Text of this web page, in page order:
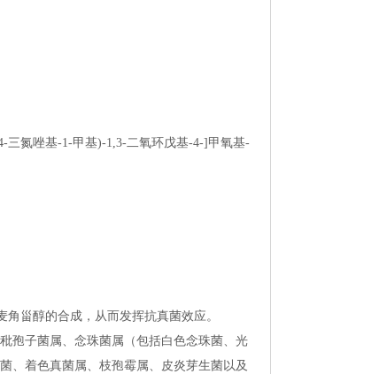
三氮唑基-1-甲基)-1,3-二氧环戊基-4-]甲氧基-
甾醇的合成，从而发挥抗真菌效应。
孢子菌属、念珠菌属（包括白色念珠菌、光
、着色真菌属、枝孢霉属、皮炎芽生菌以及